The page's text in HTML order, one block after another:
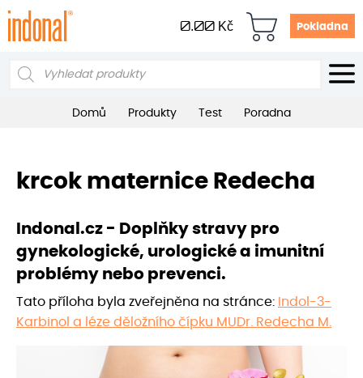
0.00 Kč Pokladna
Products
Domů Produkty Test Poradna
krcok maternice Redecha
Indonal.cz - Doplňky stravy pro
gynekologické, urologické a imunitní
problémy nebo prevenci.
Tato příloha byla zveřejněna na stránce: Indol-3-
Karbinol a léze děložního čípku MUDr. Redecha M.